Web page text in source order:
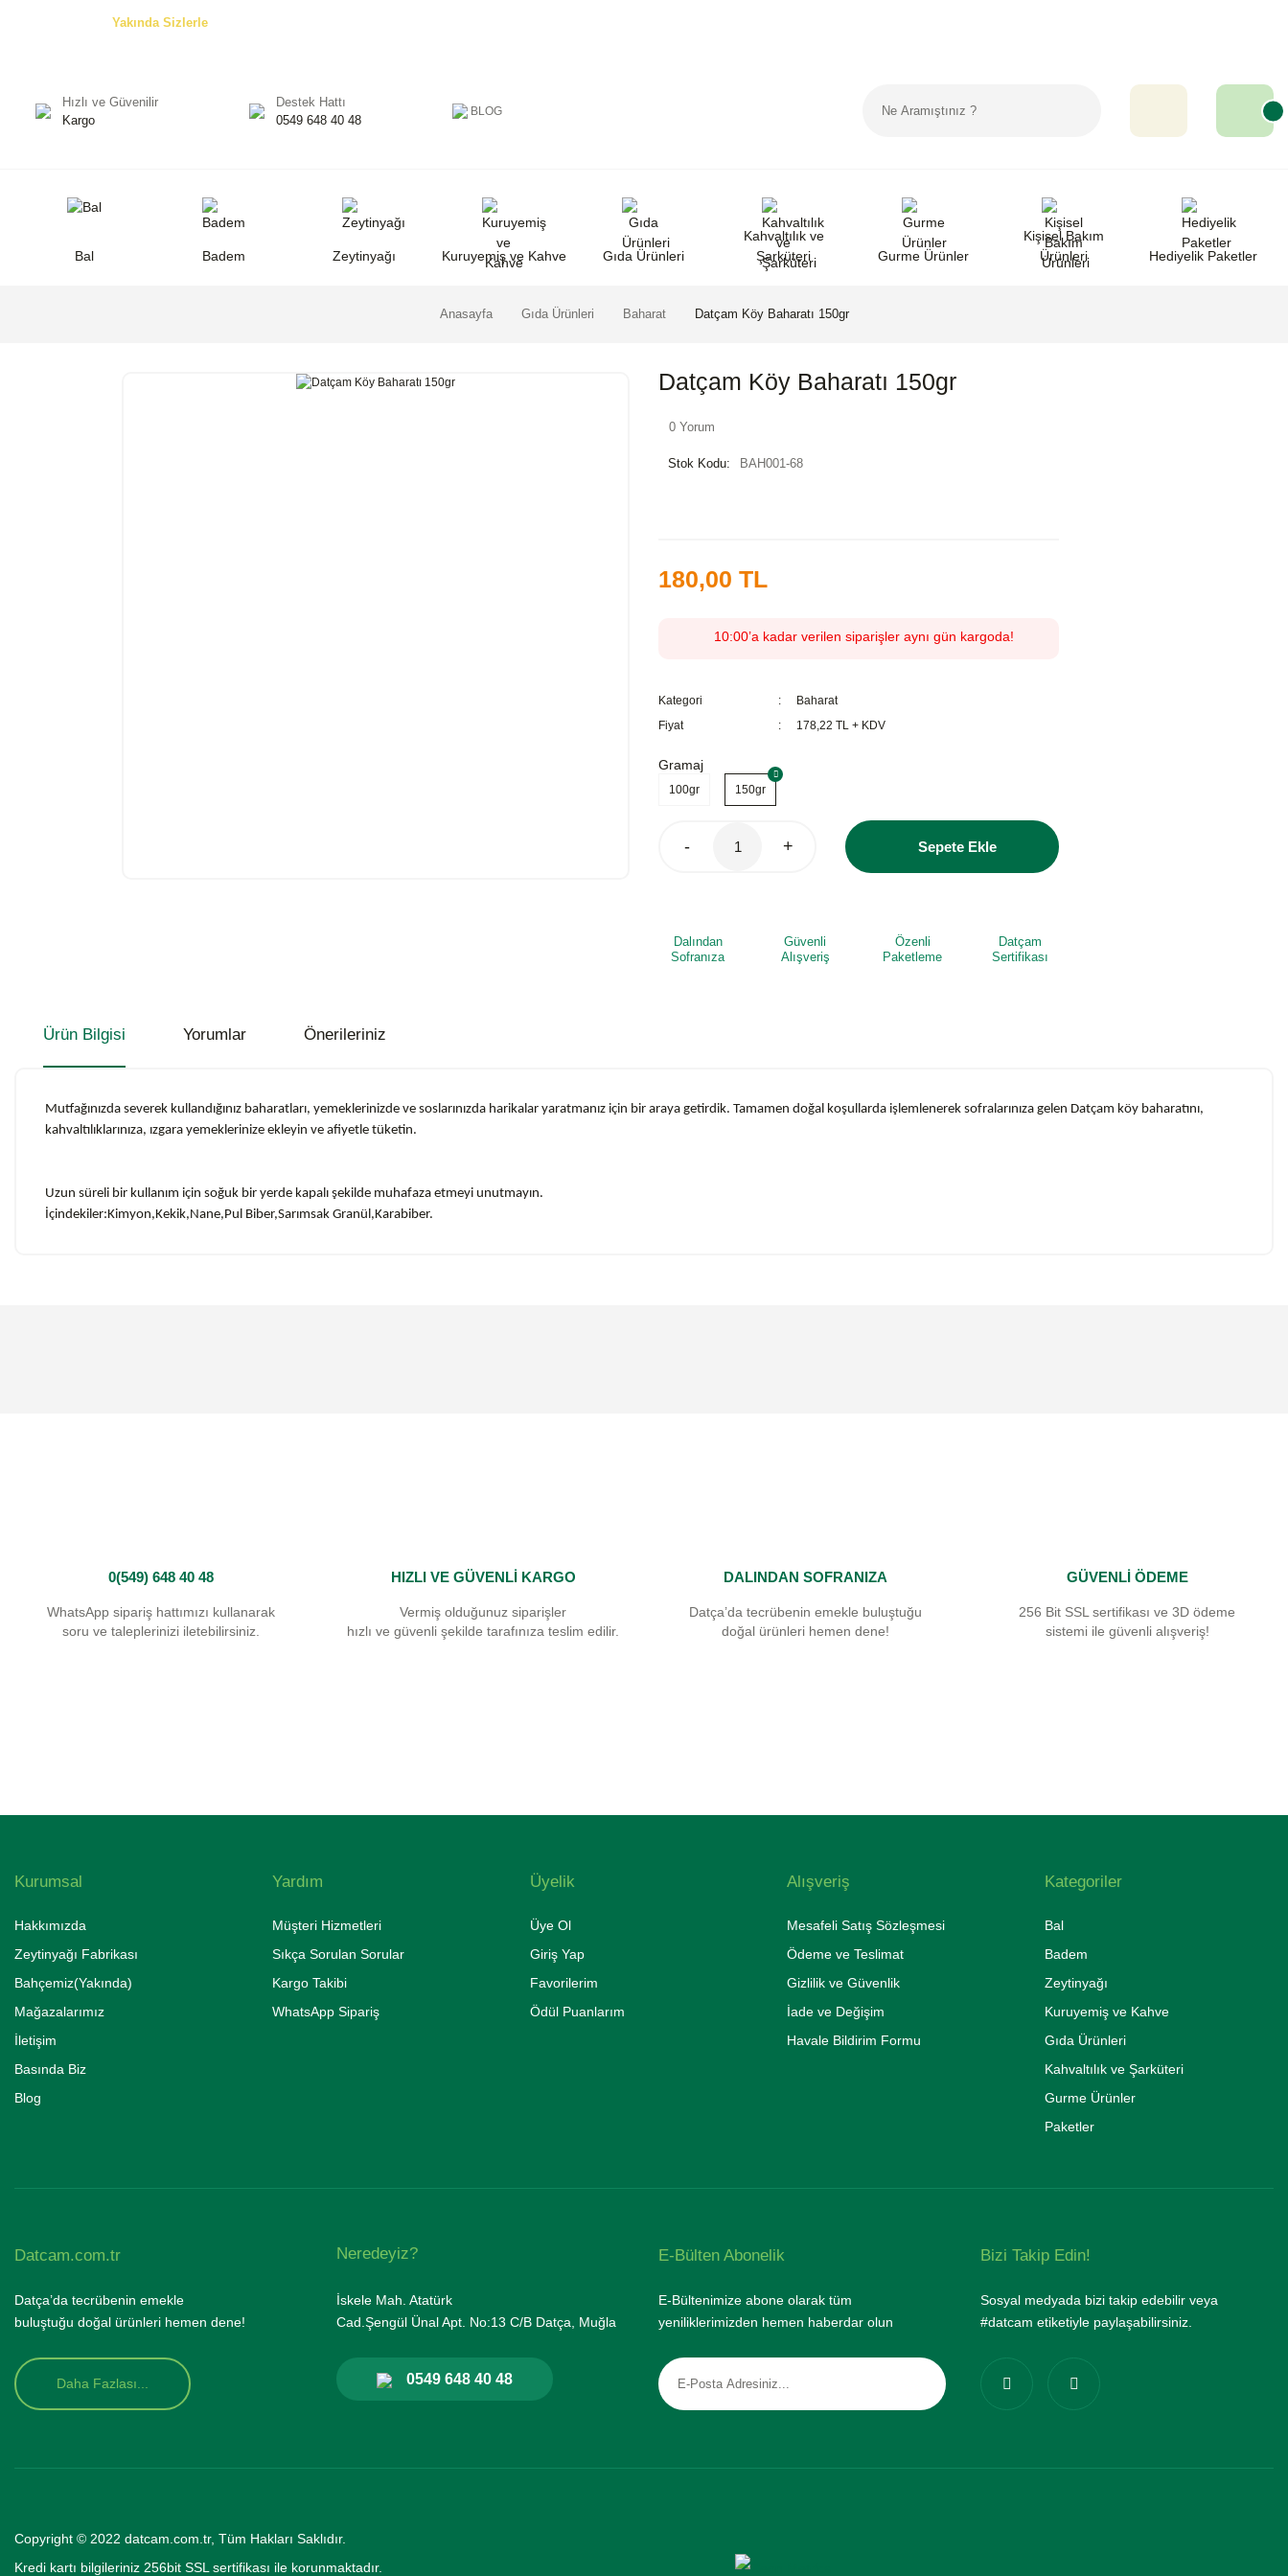
Yakında Sizlerle
Hızlı ve Güvenilir
Kargo
Destek Hattı
0549 648 40 48
BLOG
Bal Badem Zeytinyağı Kuruyemiş ve Kahve Gıda Ürünleri
Kahvaltılık ve
Şarküteri
Gurme Ürünler
Kişisel Bakım
Ürünleri
Hediyelik Paketler
Anasayfa Gıda Ürünleri Baharat Datçam Köy Baharatı 150gr
Datçam Köy Baharatı 150gr
0 Yorum
Stok Kodu: BAH001-68
180,00 TL
10:00’a kadar verilen siparişler aynı gün kargoda!
Kategori
Baharat
Fiyat
178,22 TL + KDV
Gramaj
100gr 150gr
- + Sepete Ekle
Dalından
Sofranıza
Güvenli
Alışveriş
Özenli
Paketleme
Datçam
Sertifikası
Ürün Bilgisi Yorumlar Önerileriniz
Mutfağınızda severek kullandığınız baharatları, yemeklerinizde ve soslarınızda harikalar yaratmanız için bir araya getirdik. Tamamen doğal koşullarda işlemlenerek sofralarınıza gelen Datçam köy baharatını,
kahvaltılıklarınıza, ızgara yemeklerinize ekleyin ve afiyetle tüketin.
Uzun süreli bir kullanım için soğuk bir yerde kapalı şekilde muhafaza etmeyi unutmayın.
İçindekiler:Kimyon,Kekik,Nane,Pul Biber,Sarımsak Granül,Karabiber.
0(549) 648 40 48
WhatsApp sipariş hattımızı kullanarak
soru ve taleplerinizi iletebilirsiniz.
HIZLI VE GÜVENLİ KARGO
Vermiş olduğunuz siparişler
hızlı ve güvenli şekilde tarafınıza teslim edilir.
DALINDAN SOFRANIZA
Datça’da tecrübenin emekle buluştuğu
doğal ürünleri hemen dene!
GÜVENLİ ÖDEME
256 Bit SSL sertifikası ve 3D ödeme
sistemi ile güvenli alışveriş!
Kurumsal
Hakkımızda
Zeytinyağı Fabrikası
Bahçemiz(Yakında)
Mağazalarımız
İletişim
Basında Biz
Blog
Yardım
Müşteri Hizmetleri
Sıkça Sorulan Sorular
Kargo Takibi
WhatsApp Sipariş
Üyelik
Üye Ol
Giriş Yap
Favorilerim
Ödül Puanlarım
Alışveriş
Mesafeli Satış Sözleşmesi
Ödeme ve Teslimat
Gizlilik ve Güvenlik
İade ve Değişim
Havale Bildirim Formu
Kategoriler
Bal
Badem
Zeytinyağı
Kuruyemiş ve Kahve
Gıda Ürünleri
Kahvaltılık ve Şarküteri
Gurme Ürünler
Paketler
Datcam.com.tr
Datça’da tecrübenin emekle
buluştuğu doğal ürünleri hemen dene!
Daha Fazlası...
Neredeyiz?
İskele Mah. Atatürk
Cad.Şengül Ünal Apt. No:13 C/B Datça, Muğla
0549 648 40 48
E-Bülten Abonelik
E-Bültenimize abone olarak tüm
yeniliklerimizden hemen haberdar olun
Bizi Takip Edin!
Sosyal medyada bizi takip edebilir veya
#datcam etiketiyle paylaşabilirsiniz.
Copyright © 2022 datcam.com.tr, Tüm Hakları Saklıdır.
Kredi kartı bilgileriniz 256bit SSL sertifikası ile korunmaktadır.